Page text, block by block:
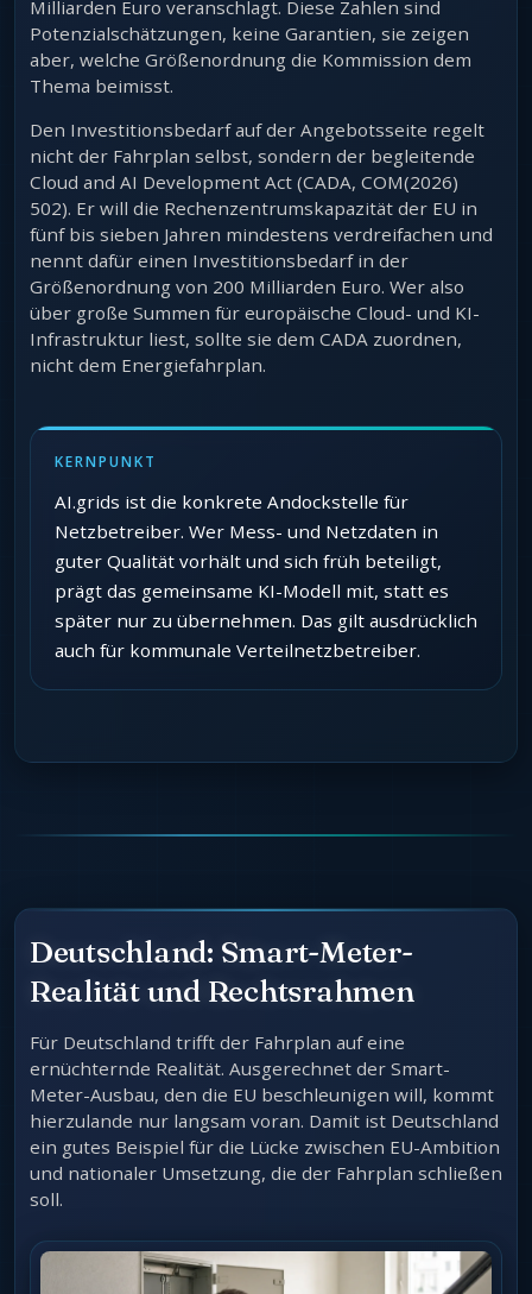
Milliarden Euro veranschlagt. Diese Zahlen sind
Potenzialschätzungen, keine Garantien, sie zeigen
aber, welche Größenordnung die Kommission dem
Thema beimisst.
Den Investitionsbedarf auf der Angebotsseite regelt
nicht der Fahrplan selbst, sondern der begleitende
Cloud and AI Development Act (CADA, COM(2026)
502). Er will die Rechenzentrumskapazität der EU in
fünf bis sieben Jahren mindestens verdreifachen und
nennt dafür einen Investitionsbedarf in der
Größenordnung von 200 Milliarden Euro. Wer also
über große Summen für europäische Cloud- und KI-
Infrastruktur liest, sollte sie dem CADA zuordnen,
nicht dem Energiefahrplan.
KERNPUNKT
AI.grids ist die konkrete Andockstelle für
Netzbetreiber. Wer Mess- und Netzdaten in
guter Qualität vorhält und sich früh beteiligt,
prägt das gemeinsame KI-Modell mit, statt es
später nur zu übernehmen. Das gilt ausdrücklich
auch für kommunale Verteilnetzbetreiber.
Deutschland: Smart-Meter-
Realität und Rechtsrahmen
Für Deutschland trifft der Fahrplan auf eine
ernüchternde Realität. Ausgerechnet der Smart-
Meter-Ausbau, den die EU beschleunigen will, kommt
hierzulande nur langsam voran. Damit ist Deutschland
ein gutes Beispiel für die Lücke zwischen EU-Ambition
und nationaler Umsetzung, die der Fahrplan schließen
soll.